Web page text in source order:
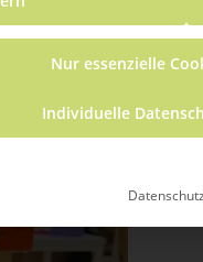
Veranstaltung
Nur essenzielle
Individuelle